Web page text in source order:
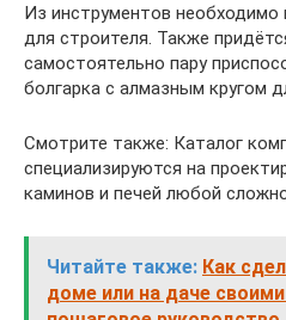
Из инструментов необходимо
для строителя. Также
самостоятельно пару
болгарка с алмазным кругом
Смотрите также: Каталог
специализируются на
каминов и печей любой
Читайте также: Как
доме или на даче